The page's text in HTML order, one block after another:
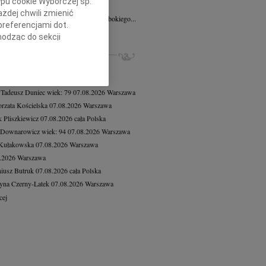
Poznań
Mariuszowi Paplaczykowi wyrazy głębokiego...
Duniecwiek: 7907.08.2026Warszawa
Kościelska07.08.2026Warszawa
Pliszkiewicz07.08.2026cała Polska
wiek: 9407.08.2026Warszawa
07.08.2026Warszawa
Warszawa
Butruk 07.08.2026cała Polska
Czerny-Latek 07.08.2026Warszawa
chwili zmienić
dot.
do sekcji
przeglądarki.
identyfikacji.
pomiar reklam i